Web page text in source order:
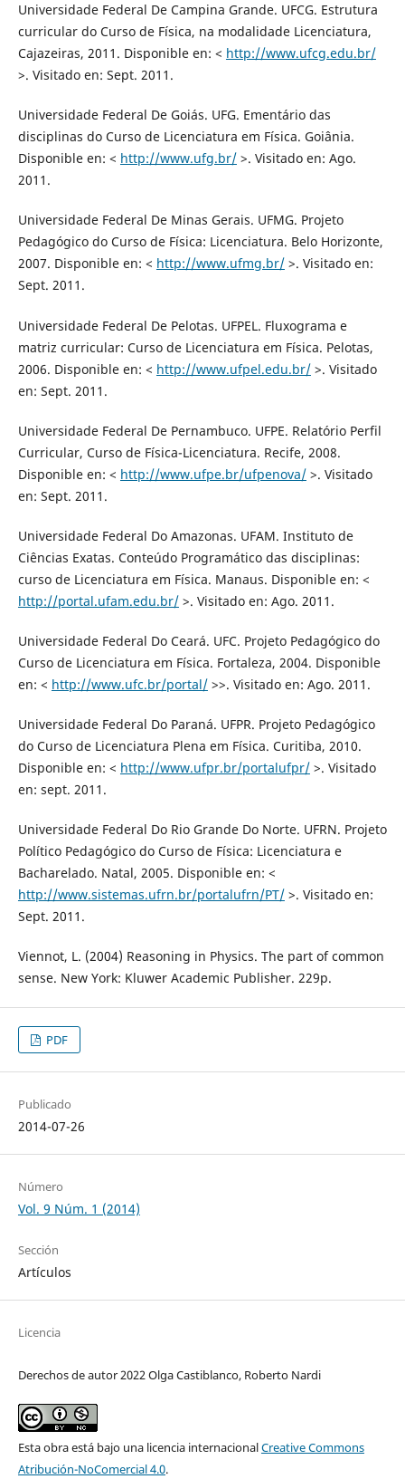
Universidade Federal De Campina Grande. UFCG. Estrutura
curricular do Curso de Física, na modalidade Licenciatura,
Cajazeiras, 2011. Disponible en: < http://www.ufcg.edu.br/
>. Visitado en: Sept. 2011.
Universidade Federal De Goiás. UFG. Ementário das
disciplinas do Curso de Licenciatura em Física. Goiânia.
Disponible en: < http://www.ufg.br/>. Visitado en: Ago.
2011.
Universidade Federal De Minas Gerais. UFMG. Projeto
Pedagógico do Curso de Física: Licenciatura. Belo Horizonte,
2007. Disponible en: < http://www.ufmg.br/>. Visitado en:
Sept. 2011.
Universidade Federal De Pelotas. UFPEL. Fluxograma e
matriz curricular: Curso de Licenciatura em Física. Pelotas,
2006. Disponible en: < http://www.ufpel.edu.br/>. Visitado
en: Sept. 2011.
Universidade Federal De Pernambuco. UFPE. Relatório Perfil
Curricular, Curso de Física-Licenciatura. Recife, 2008.
Disponible en: < http://www.ufpe.br/ufpenova/>. Visitado
en: Sept. 2011.
Universidade Federal Do Amazonas. UFAM. Instituto de
Ciências Exatas. Conteúdo Programático das disciplinas:
curso de Licenciatura em Física. Manaus. Disponible en: <
http://portal.ufam.edu.br/>. Visitado en: Ago. 2011.
Universidade Federal Do Ceará. UFC. Projeto Pedagógico do
Curso de Licenciatura em Física. Fortaleza, 2004. Disponible
en: < http://www.ufc.br/portal/>>. Visitado en: Ago. 2011.
Universidade Federal Do Paraná. UFPR. Projeto Pedagógico
do Curso de Licenciatura Plena em Física. Curitiba, 2010.
Disponible en: < http://www.ufpr.br/portalufpr/>. Visitado
en: sept. 2011.
Universidade Federal Do Rio Grande Do Norte. UFRN. Projeto
Político Pedagógico do Curso de Física: Licenciatura e
Bacharelado. Natal, 2005. Disponible en: <
http://www.sistemas.ufrn.br/portalufrn/PT/>. Visitado en:
Sept. 2011.
Viennot, L. (2004) Reasoning in Physics. The part of common
sense. New York: Kluwer Academic Publisher. 229p.
PDF
Publicado
2014-07-26
Número
Vol. 9 Núm. 1 (2014)
Sección
Artículos
Licencia
Derechos de autor 2022 Olga Castiblanco, Roberto Nardi
Esta obra está bajo una licencia internacionalCreative Commons
Atribución-NoComercial 4.0.